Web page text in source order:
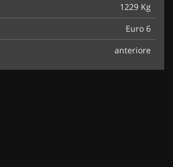
1229 Kg
Euro 6
anteriore